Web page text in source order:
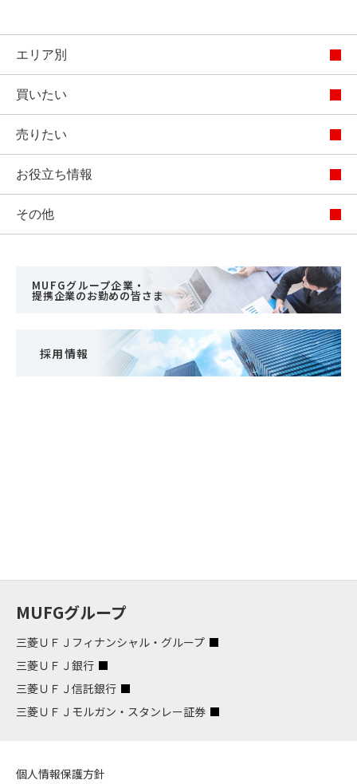
エリア別
買いたい
売りたい
お役立ち情報
その他
MUFGグループ企業・
提携企業のお勤めの皆さま
採用情報
MUFGグループ
三菱ＵＦＪフィナンシャル・グループ
三菱ＵＦＪ銀行
三菱ＵＦＪ信託銀行
三菱ＵＦＪモルガン・スタンレー証券
個人情報保護方針